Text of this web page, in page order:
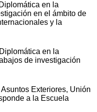
en la
en el ámbito de
y la
en la
de investigación
Exteriores, Unión
a la Escuela